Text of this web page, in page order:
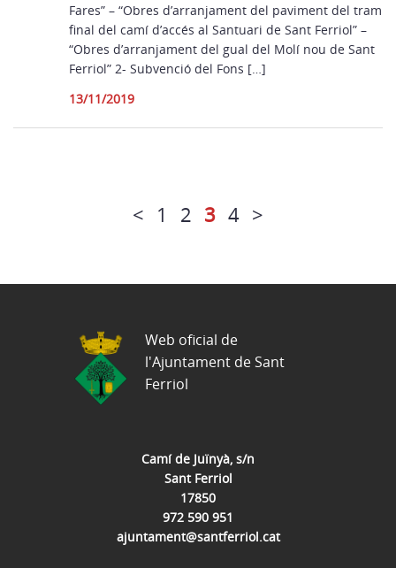
Fares” – “Obres d’arranjament del paviment del tram
final del camí d’accés al Santuari de Sant Ferriol” –
“Obres d’arranjament del gual del Molí nou de Sant
Ferriol” 2- Subvenció del Fons […]
13/11/2019
< 1 2 3 4 >
Camí de Juïnyà, s/n
Sant Ferriol
17850
972 590 951
ajuntament@santferriol.cat
Web oficial de
l'Ajuntament de Sant
Ferriol